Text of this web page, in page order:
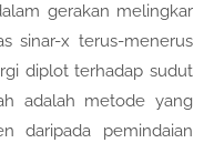
gerakan melingkar
sinar-x terus-menerus
diplot terhadap sudut
adalah metode yang
daripada pemindaian